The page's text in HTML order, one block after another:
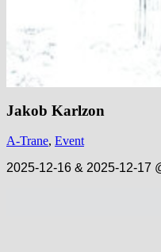
Jakob Karlzon
A-Trane, Event
2025-12-16 & 2025-12-17